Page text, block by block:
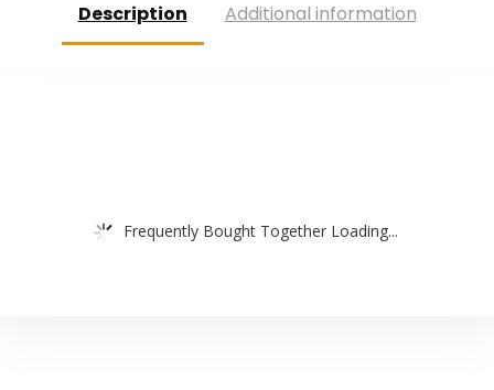
Description Additional information
Frequently Bought Together Loading...